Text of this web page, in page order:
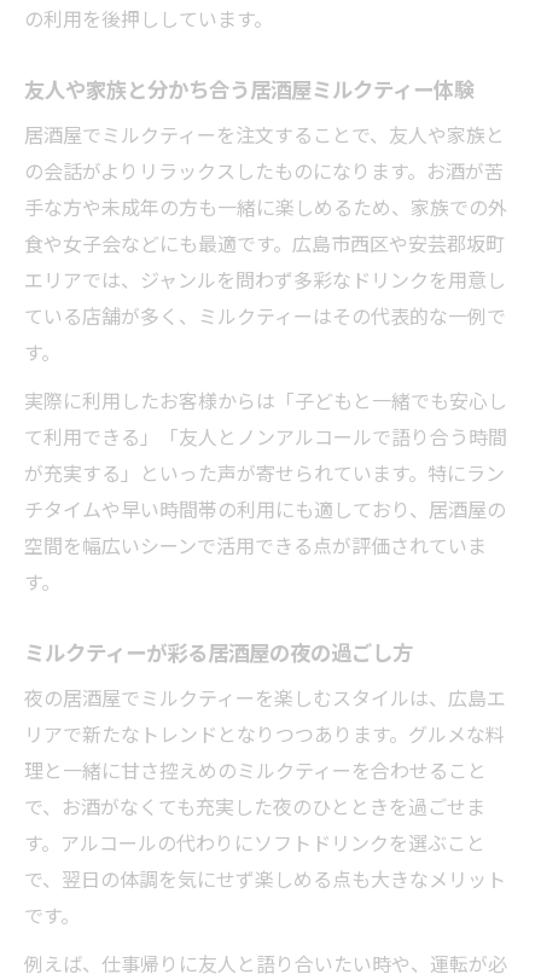
の利用を後押ししています。
友人や家族と分かち合う居酒屋ミルクティー体験
居酒屋でミルクティーを注文することで、友人や家族と
の会話がよりリラックスしたものになります。お酒が苦
手な方や未成年の方も一緒に楽しめるため、家族での外
食や女子会などにも最適です。広島市西区や安芸郡坂町
エリアでは、ジャンルを問わず多彩なドリンクを用意し
ている店舗が多く、ミルクティーはその代表的な一例で
す。
実際に利用したお客様からは「子どもと一緒でも安心し
て利用できる」「友人とノンアルコールで語り合う時間
が充実する」といった声が寄せられています。特にラン
チタイムや早い時間帯の利用にも適しており、居酒屋の
空間を幅広いシーンで活用できる点が評価されていま
す。
ミルクティーが彩る居酒屋の夜の過ごし方
夜の居酒屋でミルクティーを楽しむスタイルは、広島エ
リアで新たなトレンドとなりつつあります。グルメな料
理と一緒に甘さ控えめのミルクティーを合わせること
で、お酒がなくても充実した夜のひとときを過ごせま
す。アルコールの代わりにソフトドリンクを選ぶこと
で、翌日の体調を気にせず楽しめる点も大きなメリット
です。
例えば、仕事帰りに友人と語り合いたい時や、運転が必